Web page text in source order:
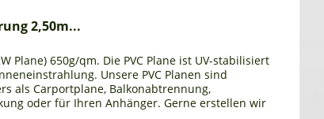
2,50m...
Plane) 650g/qm. Die PVC Plane ist UV-stabilisiert
Unsere PVC Planen sind
als Carportplane, Balkonabtrennung,
oder für Ihren Anhänger. Gerne erstellen wir